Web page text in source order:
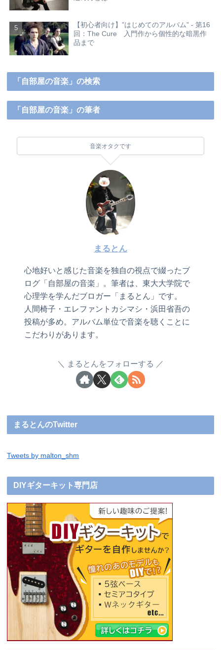
【初心者向け】”はじめてのアルバム” - 第16
回：The Cure 入門作から個性的な暗黒作
品まで
「自部屋の音楽」の検索
「自部屋の音楽」の筆者
音楽オタクです
まるとん
心地好いと感じた音楽を独自の視点で綴ったブ
ログ「自部屋の音楽」。筆者は、東大大学院で
心理学を学んだブロガー「まるとん」です。
人間椅子・エレファントカシマシ・浜田省吾の
投稿が多め。アルバム単位で音楽を聴くことに
こだわりがあります。
まるとんをフォローする
まるとんのTwitter
Tweets by malton_shm
DIYギターキット専門店